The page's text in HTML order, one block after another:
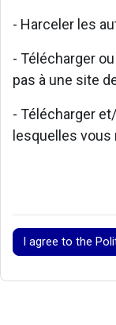
- Harceler les
- Télécharger
pas à une site
- Télécharger
lesquelles vous
I agree to the